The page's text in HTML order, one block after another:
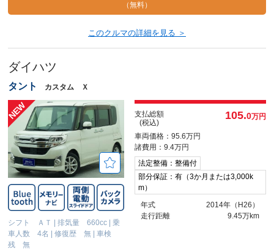
（無料）
このクルマの詳細を見る ＞
ダイハツ
タント カスタム Ｘ
シフト ＡＴ |排気量 660cc |乗
車人数 4名
|修復歴 無 |車検
残 無
支払総額
(税込)
105.0万円
車両価格：95.6万円
諸費用：9.4万円
法定整備：整備付
部分保証：有（3か月または3,000k
m）
年式
2014年（H26）
走行距離
9.45万km